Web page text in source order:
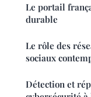
Le portail
durable
Le rôle des
sociaux
Détection et